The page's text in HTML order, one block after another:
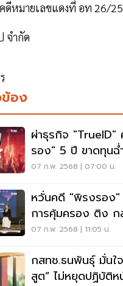
หมายเลขแดงที่ อท 26/
จํากัด
ข้อง
ผ่าธุรกิจ
รอง" 5 ปี ขาดทุนฉ่
07 ก.พ. 2568 | 07:00 น.
หวั่นคดี "พิรงรอง"
การคุ้มครอง ติง ก
ลอยแพประชาชน
07 ก.พ. 2568 | 11:05 น.
กสทช.ธนพันธุ์ มั่นใ
สูต” ไม่หยุดปฏิบัติห